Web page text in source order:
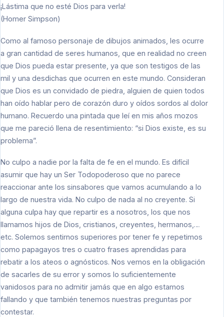
¡Lástima que no esté Dios para verla!
(Homer Simpson)
Como al famoso personaje de dibujos animados, les ocurre
a gran cantidad de seres humanos, que en realidad no creen
que Dios pueda estar presente, ya que son testigos de las
mil y una desdichas que ocurren en este mundo. Consideran
que Dios es un convidado de piedra, alguien de quien todos
han oído hablar pero de corazón duro y oídos sordos al dolor
humano. Recuerdo una pintada que leí en mis años mozos
que me pareció llena de resentimiento: “si Dios existe, es su
problema”.
No culpo a nadie por la falta de fe en el mundo. Es difícil
asumir que hay un Ser Todopoderoso que no parece
reaccionar ante los sinsabores que vamos acumulando a lo
largo de nuestra vida. No culpo de nada al no creyente. Si
alguna culpa hay que repartir es a nosotros, los que nos
llamamos hijos de Dios, cristianos, creyentes, hermanos,…
etc. Solemos sentirnos superiores por tener fe y repetimos
como papagayos tres o cuatro frases aprendidas para
rebatir a los ateos o agnósticos. Nos vemos en la obligación
de sacarles de su error y somos lo suficientemente
vanidosos para no admitir jamás que en algo estamos
fallando y que también tenemos nuestras preguntas por
contestar.